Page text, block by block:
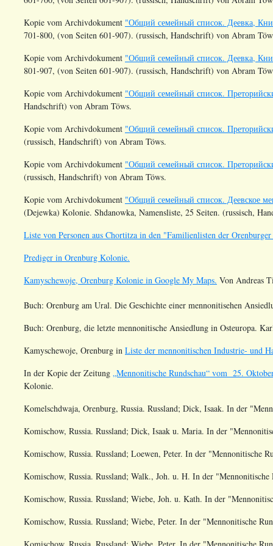
Kopie vom Archivdokument "Общий семейный список. Деевка,
701-800, (von Seiten 601-907). (russisch, Handschrift) von Abram
Kopie vom Archivdokument "Общий семейный список. Деевка,
801-907, (von Seiten 601-907). (russisch, Handschrift) von Abram
Kopie vom Archivdokument "Общий семейный список.
Handschrift) von Abram Töws.
Kopie vom Archivdokument "Общий семейный список.
(russisch, Handschrift) von Abram Töws.
Kopie vom Archivdokument "Общий семейный список.
(russisch, Handschrift) von Abram Töws.
Kopie vom Archivdokument "Общий семейный список. Деевское
(Dejewka) Kolonie. Shdanowka, Namensliste, 25 Seiten. (russisch,
Liste von Personen aus Chortitza in den "Familienlisten der
Prediger in Orenburg Kolonie.
Kamyschewoje, Orenburg Kolonie in Google My Maps. Von Andreas
Buch: Orenburg am Ural. Die Geschichte einer mennonitisehen
Buch: Orenburg, die letzte mennonitische Ansiedlung in Osteuropa.
Kamyschewoje, Orenburg in Liste der mennonitischen Industrie- und
In der Kopie der Zeitung „Mennonitische Rundschau“ vom 25.
Kolonie.
Komelschdwaja, Orenburg, Russia. Russland; Dick, Isaak. In der
Komischow, Russia. Russland; Dick, Isaak u. Maria. In der
Komischow, Russia. Russland; Loewen, Peter. In der "Mennonitische
Komischow, Russia. Russland; Walk., Joh. u. H. In der
Komischow, Russia. Russland; Wiebe, Joh. u. Kath. In der
Komischow, Russia. Russland; Wiebe, Peter. In der "Mennonitische